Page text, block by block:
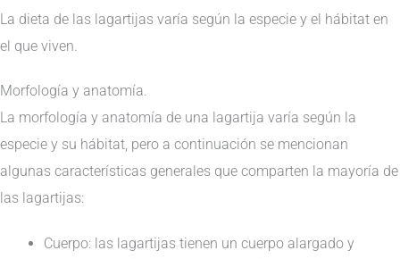
La dieta de las lagartijas varía según la especie y el hábitat en
el que viven.
Morfología y anatomía.
La morfología y anatomía de una lagartija varía según la
especie y su hábitat, pero a continuación se mencionan
algunas características generales que comparten la mayoría de
las lagartijas:
Cuerpo: las lagartijas tienen un cuerpo alargado y